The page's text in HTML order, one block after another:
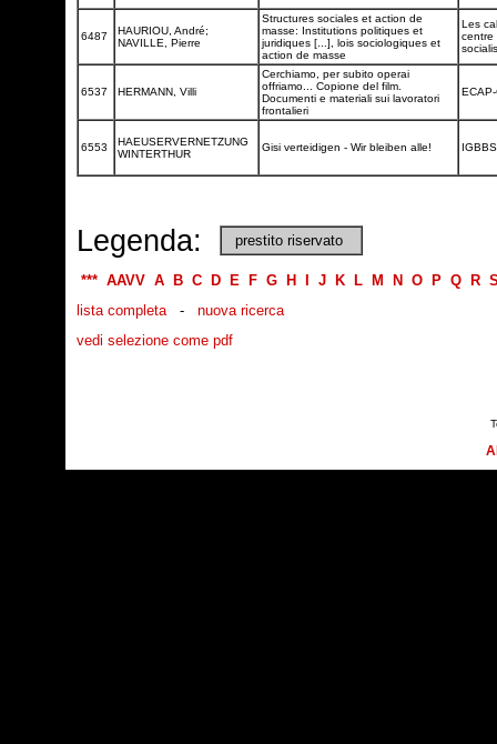
6487
HAURIOU, André;
NAVILLE, Pierre
Structures sociales et action de
masse: Institutions politiques et
juridiques [...], lois sociologiques et
action de masse
Les
centre
6537 HERMANN, Villi
Cerchiamo, per subito operai
offriamo... Copione del film.
Documenti e materiali sui lavoratori
frontalieri
6553
HAEUSERVERNETZUNG
WINTERTHUR
Gisi verteidigen - Wir bleiben alle!
Legenda: prestito riservato
*** AAVV A B C D E F G H J K L M N O P Q R
lista completa- nuova ricerca
vedi selezione come pdf